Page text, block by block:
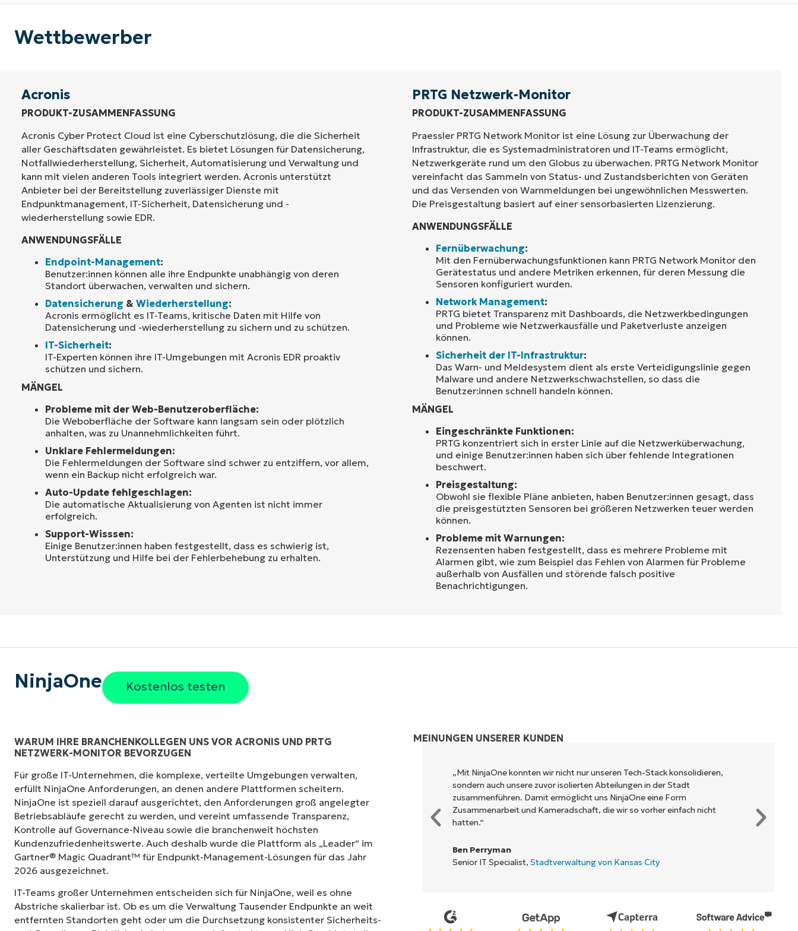
Wettbewerber
Acronis
PRODUKT-ZUSAMMENFASSUNG
Acronis Cyber Protect Cloud ist eine Cyberschutzlösung, die die Sicherheit
aller Geschäftsdaten gewährleistet. Es bietet Lösungen für Datensicherung,
Notfallwiederherstellung, Sicherheit, Automatisierung und Verwaltung und
kann mit vielen anderen Tools integriert werden. Acronis unterstützt
Anbieter bei der Bereitstellung zuverlässiger Dienste mit
Endpunktmanagement, IT-Sicherheit, Datensicherung und -
wiederherstellung sowie EDR.
ANWENDUNGSFÄLLE
Endpoint-Management:
Benutzer:innen können alle ihre Endpunkte unabhängig von deren
Standort überwachen, verwalten und sichern.
Datensicherung & Wiederherstellung:
Acronis ermöglicht es IT-Teams, kritische Daten mit Hilfe von
Datensicherung und -wiederherstellung zu sichern und zu schützen.
IT-Sicherheit:
IT-Experten können ihre IT-Umgebungen mit Acronis EDR proaktiv
schützen und sichern.
MÄNGEL
Probleme mit der Web-Benutzeroberfläche:
Die Weboberfläche der Software kann langsam sein oder plötzlich
anhalten, was zu Unannehmlichkeiten führt.
Unklare Fehlermeldungen:
Die Fehlermeldungen der Software sind schwer zu entziffern, vor allem,
wenn ein Backup nicht erfolgreich war.
Auto-Update fehlgeschlagen:
Die automatische Aktualisierung von Agenten ist nicht immer
erfolgreich.
Support-Wisssen:
Einige Benutzer:innen haben festgestellt, dass es schwierig ist,
Unterstützung und Hilfe bei der Fehlerbehebung zu erhalten.
PRTG Netzwerk-Monitor
PRODUKT-ZUSAMMENFASSUNG
Praessler PRTG Network Monitor ist eine Lösung zur Überwachung der
Infrastruktur, die es Systemadministratoren und IT-Teams ermöglicht,
Netzwerkgeräte rund um den Globus zu überwachen. PRTG Network Monitor
vereinfacht das Sammeln von Status- und Zustandsberichten von Geräten
und das Versenden von Warnmeldungen bei ungewöhnlichen Messwerten.
Die Preisgestaltung basiert auf einer sensorbasierten Lizenzierung.
ANWENDUNGSFÄLLE
Fernüberwachung:
Mit den Fernüberwachungsfunktionen kann PRTG Network Monitor den
Gerätestatus und andere Metriken erkennen, für deren Messung die
Sensoren konfiguriert wurden.
Network Management:
PRTG bietet Transparenz mit Dashboards, die Netzwerkbedingungen
und Probleme wie Netzwerkausfälle und Paketverluste anzeigen
können.
Sicherheit der IT-Infrastruktur:
Das Warn- und Meldesystem dient als erste Verteidigungslinie gegen
Malware und andere Netzwerkschwachstellen, so dass die
Benutzer:innen schnell handeln können.
MÄNGEL
Eingeschränkte Funktionen:
PRTG konzentriert sich in erster Linie auf die Netzwerküberwachung,
und einige Benutzer:innen haben sich über fehlende Integrationen
beschwert.
Preisgestaltung:
Obwohl sie flexible Pläne anbieten, haben Benutzer:innen gesagt, dass
die preisgestützten Sensoren bei größeren Netzwerken teuer werden
können.
Probleme mit Warnungen:
Rezensenten haben festgestellt, dass es mehrere Probleme mit
Alarmen gibt, wie zum Beispiel das Fehlen von Alarmen für Probleme
außerhalb von Ausfällen und störende falsch positive
Benachrichtigungen.
NinjaOne Kostenlos testen
WARUM IHRE BRANCHENKOLLEGEN UNS VOR ACRONIS UND PRTG
NETZWERK-MONITOR BEVORZUGEN
Für große IT-Unternehmen, die komplexe, verteilte Umgebungen verwalten,
erfüllt NinjaOne Anforderungen, an denen andere Plattformen scheitern.
NinjaOne ist speziell darauf ausgerichtet, den Anforderungen groß angelegter
Betriebsabläufe gerecht zu werden, und vereint umfassende Transparenz,
Kontrolle auf Governance-Niveau sowie die branchenweit höchsten
Kundenzufriedenheitswerte. Auch deshalb wurde die Plattform als „Leader“ im
Gartner® Magic Quadrant™ für Endpunkt-Management-Lösungen für das Jahr
2026 ausgezeichnet.
IT-Teams großer Unternehmen entscheiden sich für NinjaOne, weil es ohne
Abstriche skalierbar ist. Ob es um die Verwaltung Tausender Endpunkte an weit
entfernten Standorten geht oder um die Durchsetzung konsistenter Sicherheits-
MEINUNGEN UNSERER KUNDEN
„Früher brauchte ich 10-15 verschiedene Tools, um das auszuführen, was
NinjaOne mit seiner zentralisierten Benutzeroberfläche leisten kann.
NinjaOne macht das Leben so viel leichter.“
Ernie Turner
„Mit NinjaOne konnten wir nicht nur unseren Tech-Stack konsolidieren,
sondern auch unsere zuvor isolierten Abteilungen in der Stadt
zusammenführen. Damit ermöglicht uns NinjaOne eine Form
Zusammenarbeit und Kameradschaft, die wir so vorher einfach nicht
hatten.“
Ben Perryman
Senior IT Specialist, Stadtverwaltung von Kansas City
Company